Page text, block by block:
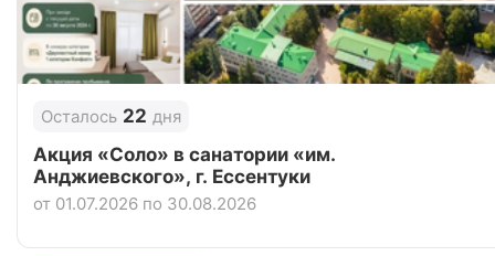
Осталось 22 дня
Акция «Соло» в санатории «им.
Анджиевского», г. Ессентуки
от 01.07.2026 по 30.08.2026